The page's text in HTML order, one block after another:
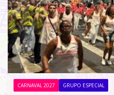
CARNAVAL 2027 GRUPO ESPECIAL